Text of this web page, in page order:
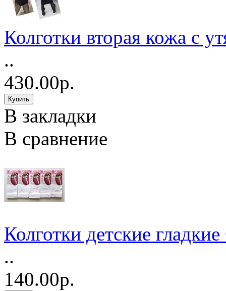
Колготки вторая кожа с
..
430.00р.
В закладки
В сравнение
Колготки детские
..
140.00р.